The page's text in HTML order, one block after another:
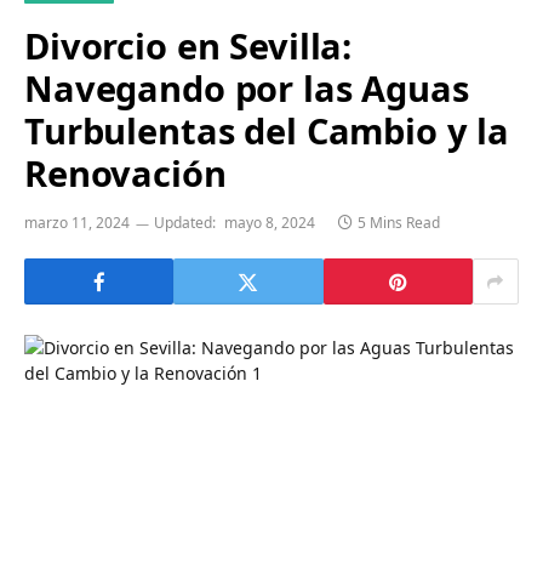
Divorcio en Sevilla:
Navegando por las Aguas
Turbulentas del Cambio y la
Renovación
marzo 11, 2024 Updated: mayo 8, 2024 5 Mins Read